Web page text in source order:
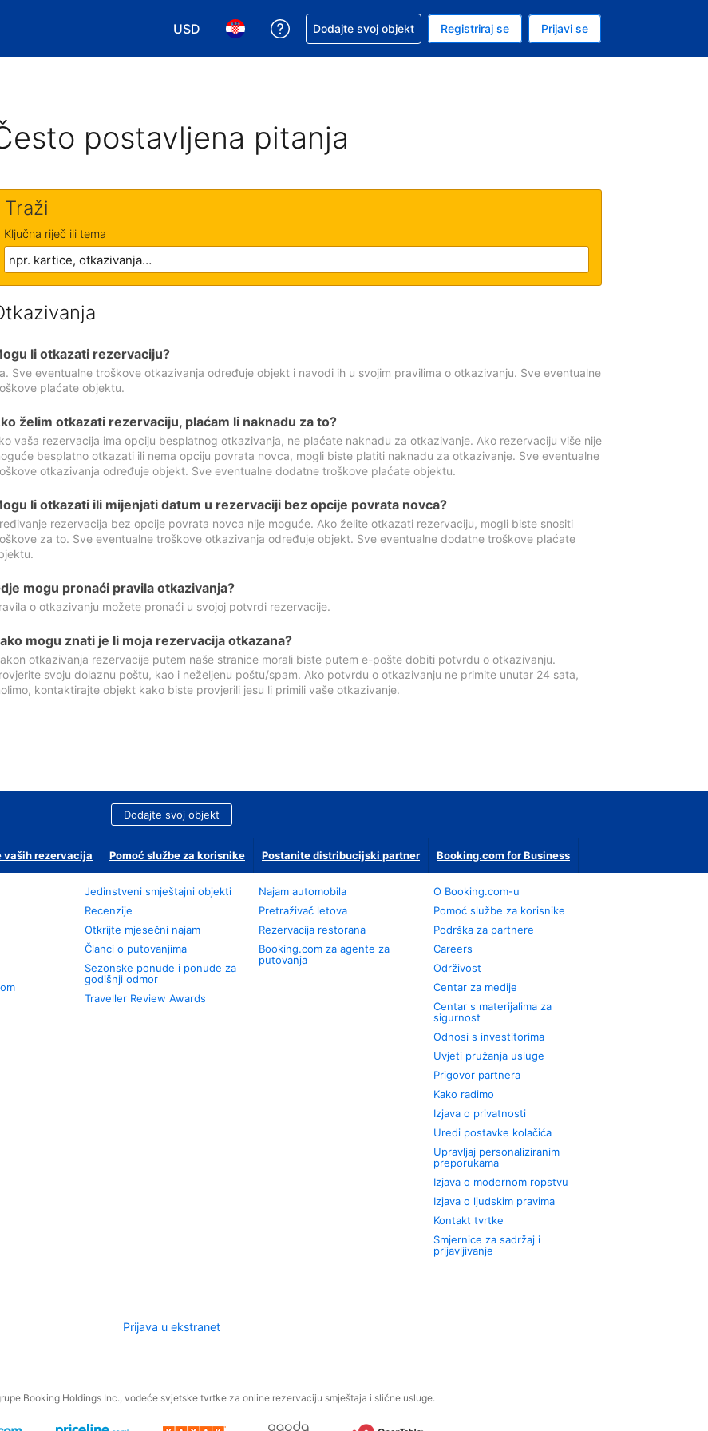
USD
Odaberite valutu. Vaša je trenutačna valuta Američki dolar
Odaberite svoj jezik. Vaš je trenutačni jezik Hrvatskom
Zatražite pomoć sa svojom rezervacijom
Dodajte svoj objekt Registriraj se Prijavi se
postavljena pitanja
Traži
Ključna riječ ili tema
li otkazati rezervaciju?
Sve eventualne troškove otkazivanja određuje objekt i navodi ih u svojim pravilima o otkazivanju. Sve eventualne
plaćate objektu.
želim otkazati rezervaciju, plaćam li naknadu za to?
vaša rezervacija ima opciju besplatnog otkazivanja, ne plaćate naknadu za otkazivanje. Ako rezervaciju više nije
besplatno otkazati ili nema opciju povrata novca, mogli biste platiti naknadu za otkazivanje. Sve eventualne
otkazivanja određuje objekt. Sve eventualne dodatne troškove plaćate objektu.
li otkazati ili mijenjati datum u rezervaciji bez opcije povrata novca?
rezervacija bez opcije povrata novca nije moguće. Ako želite otkazati rezervaciju, mogli biste snositi
za to. Sve eventualne troškove otkazivanja određuje objekt. Sve eventualne dodatne troškove plaćate
mogu pronaći pravila otkazivanja?
o otkazivanju možete pronaći u svojoj potvrdi rezervacije.
mogu znati je li moja rezervacija otkazana?
otkazivanja rezervacije putem naše stranice morali biste putem e-pošte dobiti potvrdu o otkazivanju.
svoju dolaznu poštu, kao i neželjenu poštu/spam. Ako potvrdu o otkazivanju ne primite unutar 24 sata,
kontaktirajte objekt kako biste provjerili jesu li primili vaše otkazivanje.
Dodajte svoj objekt
vaših rezervacija Pomoć službe za korisnike Postanite distribucijski partner Booking.com for Business
Jedinstveni smještajni objekti
Recenzije
Otkrijte mjesečni najam
Članci o putovanjima
Sezonske ponude i ponude za
godišnji odmor
Traveller Review Awards
Najam automobila
Pretraživač letova
Rezervacija restorana
Booking.com za agente za
putovanja
O Booking.com-u
Pomoć službe za korisnike
Podrška za partnere
Careers
Održivost
Centar za medije
Centar s materijalima za
sigurnost
Odnosi s investitorima
Uvjeti pružanja usluge
Prigovor partnera
Kako radimo
Izjava o privatnosti
Uredi postavke kolačića
Upravljaj personaliziranim
preporukama
Izjava o modernom ropstvu
Izjava o ljudskim pravima
Kontakt tvrtke
Smjernice za sadržaj i
prijavljivanje
Prijava u ekstranet
Booking Holdings Inc., vodeće svjetske tvrtke za online rezervaciju smještaja i slične usluge.